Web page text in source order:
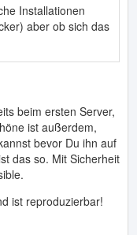
Installationen
aber ob sich das
beim ersten Server,
ist außerdem,
bevor Du ihn auf
das so. Mit Sicherheit
ist reproduzierbar!